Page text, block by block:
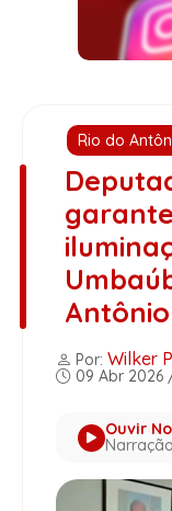
Rio do
Antônio
Por: Wilker
09 Abr 2026
Ouvir